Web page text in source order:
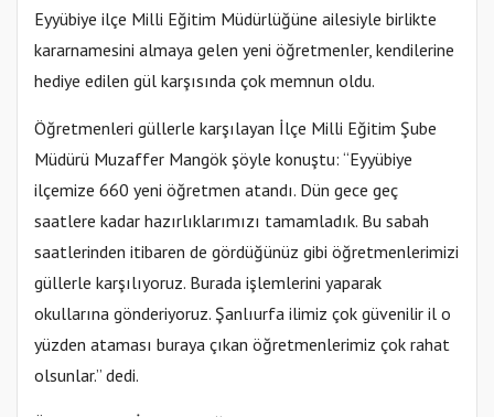
Eyyübiye ilçe Milli Eğitim Müdürlüğüne ailesiyle birlikte
kararnamesini almaya gelen yeni öğretmenler, kendilerine
hediye edilen gül karşısında çok memnun oldu.
Öğretmenleri güllerle karşılayan İlçe Milli Eğitim Şube
Müdürü Muzaffer Mangök şöyle konuştu: “Eyyübiye
ilçemize 660 yeni öğretmen atandı. Dün gece geç
saatlere kadar hazırlıklarımızı tamamladık. Bu sabah
saatlerinden itibaren de gördüğünüz gibi öğretmenlerimizi
güllerle karşılıyoruz. Burada işlemlerini yaparak
okullarına gönderiyoruz. Şanlıurfa ilimiz çok güvenilir il o
yüzden ataması buraya çıkan öğretmenlerimiz çok rahat
olsunlar.” dedi.